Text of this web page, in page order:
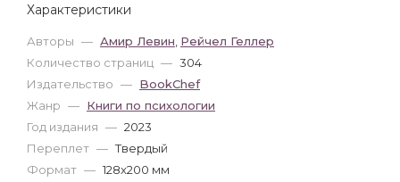
Характеристики
Авторы — Амир Левин Рейчел Геллер
Количество страниц — 304
Издательство — BookChef
Жанр — Книги по психологии
Год издания — 2023
Переплет — Твердый
Формат — 128x200 мм